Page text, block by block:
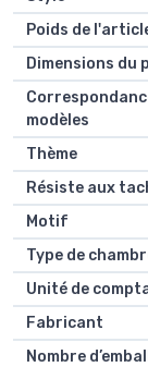
Poids de
Dimensions du
modèles
Thème
Résiste aux
Motif
Type de
Unité de
Fabricant
Nombre